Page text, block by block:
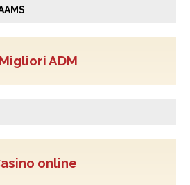
Migliori ADM
online